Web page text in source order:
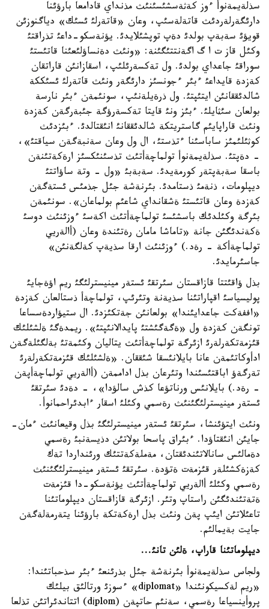
سذلةيمةنوأ ءوز كةثةسشئسئنئث مذنداي قادامعا بارؤئنا
دارئگةرلةردئث قاتةلةسئپ، وعان «قاتةرلئ ئسئك» دياگنوزئن
قويؤئ سةبةپ بولدئ دةپ توپشئلايدئ. يؤنةسكو-داعئ تذراقتئ
وكئل قاز ت ا گ اگةنتتئگئنة: «ونئث دةنساؤلئعئنا قاتئستئ
سوراقئ جاعداي بولدئ. ول تةكسةرئلئپ، اسقازانئن قاراتقان
كةزدة قايداعئ ءبئر ءجونسئز دارئگةر ونئث قاتةرلئ ئسئككة
شالدئققانئن ايتئپتئ. ول ذرةيلةنئپ، سونئمةن ءبئر نارسة
بولعان سئثايلئ. ءبئز ونئ قايتا تةكسةرؤگة جئبةرگةن كةزدة
ونئث قاراپايئم گاستريتكة شالدئققانئ انئقتالدئ. ءبئزدئث
كوثئلئمئز ساباسئنا ءتذستئ، ال ول وعان سةنبةگةن سياقتئ»،
- دةپتئ. سذلةيمةنوأ تولماچةأتئث تذسئنئكسئز ارةكةتئنةن
باسقا سةبةپتةر كورمةيدئ. سةبةبئ «ول - وتة ساؤاتتئ
ديپلومات، ذنةمئ ذستامدئ. بئرنةشة جئل جذمئس ئستةگةن
كةزدة وعان قاتئستئ ةشقانداي شاعئم بولماعان». سونئمةن
بئرگة وكئلدئك باسشئسئ تولماچةأتئث اكةسئ ءوزئنئث دوسئ
ةكةندئگئن جانة «تاماشا مامان رةتئندة وعان (أالةريي
تولماچةأكة - رةد.) ءوزئنئث ارقا سذيةپ كةلگةنئن»
جاسئرمايدئ.
بذل ؤاقئتتا قازاقستان سئرتقئ ئستةر مينيسترلئگئ ريم اؤةجايئ
پوليسياسئ اقپاراتئنا سذيةنة وتئرئپ، تولماچةأ ذستالعان كةزدة
«اففةكت جاعدايئندا» بولعانئن جةتكئزدئ. ال ستيؤاردةسساعا
تونگةن كةزدة ول «ةگةگئشتئ پايدالانئپتئ». ريمدةگئ ةلشئلئك
قئزمةتكةرلةرئ ازئرگة تولماچةأتئث يتاليان وكئمةتئ بةلگئلةگةن
ادأوكاتئمةن عانا بايلانئسقا شئققان. «ةلشئلئك قئزمةتكةرلةرئ
تةرگةؤ اباقتئسئندا وتئرعان بذل اداممةن (أالةريي تولماچةأپةن
- رةد.) بايلانئس ورناتؤعا كذش سالؤدا»، - دةدئ سئرتقئ
ئستةر مينيسترلئگئنئث رةسمي وكئلئ اسقار ءابدئراحمانوأ.
ونئث ايتؤئنشا، سئرتقئ ئستةر مينيسترلئگئ بذل وقيعانئث ءمان-
جايئن انئقتاؤدا. ءبئراق پاسحا بولاتئن دذيسةنبئ رةسمي
دةمالئس سانالاتئندئقتان، مةملةكةتتئك ورئنداردا تةك
كةزةكشئلةر قئزمةت ةتؤدة. سئرتقئ ئستةر مينيسترلئگئنئث
رةسمي وكئلئ أالةريي تولماچةأتئث يؤنةسكو-دا قئزمةت
ةتةتئندئگئن راستاپ وتئر. ازئرگة قازاقستان ديپلوماتئنا
تاعئلاتئن ايئپ پةن ونئث بذل ارةكةتكة بارؤئنا يتةرمةلةگةن
جايت بةيمالئم.
ديپلوماتئنا قاراپ، ةلئن تانئ...
ولجاس سذلةيمةنوأ بئرنةشة جئل بذرئنعئ ءبئر سذحباتئندا:
«ريم لةكسيكونئندا «dіplomat» ءسوزئ ورتالئق بيلئك
پروأينسياعا رةسمي، سةنئم حاتپةن (dіplom) اتتاندئراتئن تذلعا